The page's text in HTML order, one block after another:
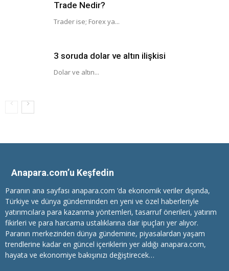
Trade Nedir?
Trader ise; Forex ya...
3 soruda dolar ve altın ilişkisi
Dolar ve altın...
Anapara.com’u Keşfedin
Paranın ana sayfası anapara.com ’da ekonomik veriler dışında,
Türkiye ve dünya gündeminden en yeni ve özel haberleriyle
yatırımcılara para kazanma yöntemleri, tasarruf önerileri, yatırım
fikirleri ve para harcama ustalıklarına dair ipuçları yer alıyor.
Paranın merkezinden dünya gündemine, piyasalardan yaşam
trendlerine kadar en güncel içeriklerin yer aldığı anapara.com,
hayata ve ekonomiye bakışınızı değiştirecek…